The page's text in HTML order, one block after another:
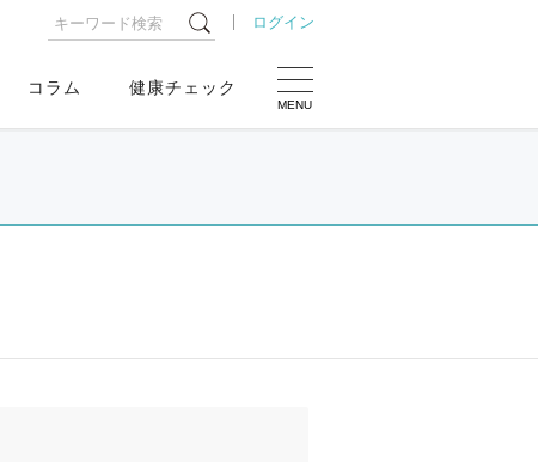
ログイン
MENU
コラム 健康チェック